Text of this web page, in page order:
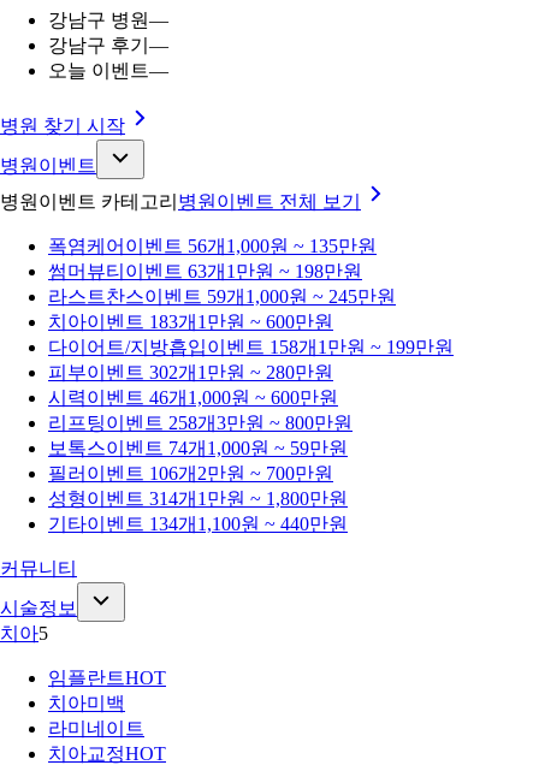
강남구 병원—
강남구 후기 —
오늘 이벤트—
병원 찾기 시작
병원이벤트
병원이벤트 카테고리 병원이벤트 전체 보기
폭염케어 이벤트 56개 1,000원 ~ 135만원
썸머뷰티 이벤트 63개 1만원 ~ 198만원
라스트찬스이벤트 59개 1,000원 ~ 245만원
치아이벤트 183개 1만원 ~ 600만원
다이어트/지방흡입이벤트 158개 1만원 ~ 199만원
피부이벤트 302개 1만원 ~ 280만원
시력이벤트 46개 1,000원 ~ 600만원
리프팅이벤트 258개3만원 ~ 800만원
보톡스이벤트 74개 1,000원 ~ 59만원
필러 이벤트 106개 2만원 ~ 700만원
성형이벤트 314개 1만원 ~ 1,800만원
기타이벤트 134개 1,100원 ~ 440만원
커뮤니티
시술정보
치아5
임플란트HOT
치아미백
라미네이트
치아교정HOT